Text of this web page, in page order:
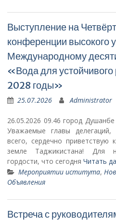
Выступление на
конференции высокого
Международному
«Вода для
2028 годы»
25.07.2026 Administrator
26.05.2026 09.46 город
Уважаемые главы
всего, сердечно приветствую
земле Таджикистана! Для
гордости, что сегодня Читать
Мероприятии иститута,
Объявления
Встреча с